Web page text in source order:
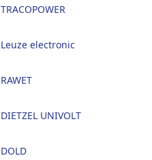
TRACOPOWER
Leuze electronic
RAWET
DIETZEL UNIVOLT
DOLD